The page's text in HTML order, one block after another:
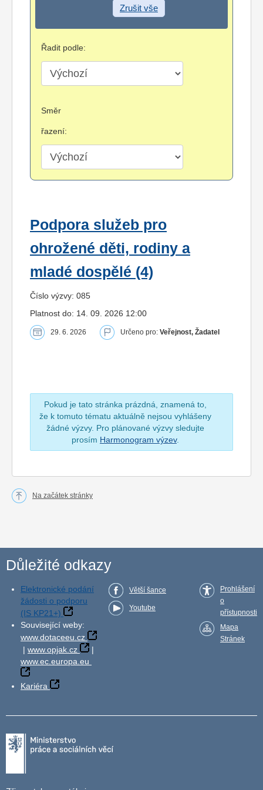
Zrušit vše
Řadit podle:
Směr
řazení:
Podpora služeb pro
ohrožené děti, rodiny a
mladé dospělé (4)
Číslo výzvy: 085
Platnost do: 14. 09. 2026 12:00
29. 6. 2026 Určeno pro: Veřejnost, Žadatel
Pokud je tato stránka prázdná, znamená to,
že k tomuto tématu aktuálně nejsou vyhlášeny
žádné výzvy. Pro plánované výzvy sledujte
prosím Harmonogram výzev.
Na začátek stránky
Důležité odkazy
Elektronické podání
žádosti o podporu
(IS KP21+)
Související weby:
www.dotaceeu.cz
| www.opjak.cz
|
www.ec.europa.eu
Kariéra
Větší šance
Youtube
Prohlášení
o
přístupnosti
Mapa
Stránek